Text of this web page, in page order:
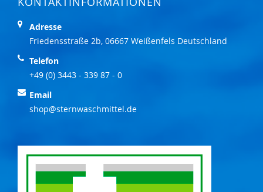
Adresse
Friedensstraße 2b, 06667 Weißenfels Deutschland
Telefon
+49 (0) 3443 - 339 87 - 0
Email
shop@sternwaschmittel.de